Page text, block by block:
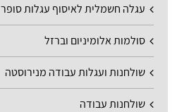
עגלה חשמלית לאיסוף עגלות סופר
סולמות אלומיניום וברזל
שולחנות ועגלות עבודה מנירוסטה
שולחנות עבודה